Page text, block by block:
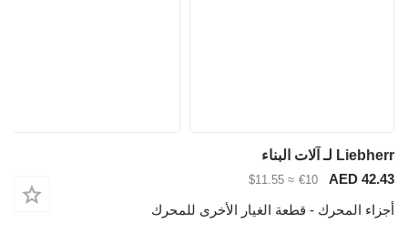
Liebherr لـ آلات البناء
AED 42.43
€10
≈ $11.55
أجزاء المحرك - قطعة الغيار الأخرى للمحرك